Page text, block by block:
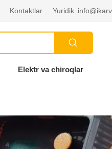
Kontaktlar Yuridik
Elektr va chiroqlar